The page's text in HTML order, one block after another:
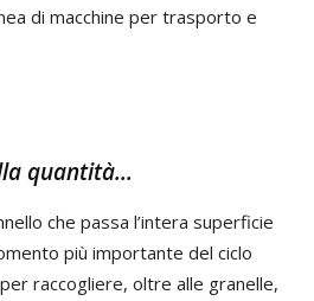
di macchine per trasporto e
quantità…
che passa l’intera superficie
più importante del ciclo
raccogliere, oltre alle granelle,